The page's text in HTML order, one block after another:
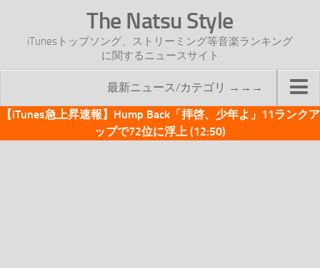
The Natsu Style
iTunesトップソング、ストリーミング等音楽ランキング
に関するニュースサイト
最新ニュース/カテゴリ →→→
TOP
【iTunes急上昇速報】Hump Back「拝啓、少年よ」11ランクア
ップで72位に浮上 (12:50)